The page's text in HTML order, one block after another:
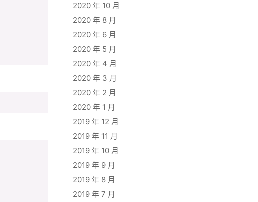
2020 年 10 月
2020 年 8 月
2020 年 6 月
2020 年 5 月
2020 年 4 月
2020 年 3 月
2020 年 2 月
2020 年 1 月
2019 年 12 月
2019 年 11 月
2019 年 10 月
2019 年 9 月
2019 年 8 月
2019 年 7 月